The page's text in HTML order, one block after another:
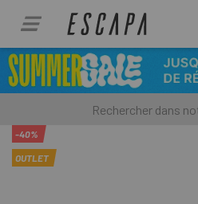
-40%
OUTLET